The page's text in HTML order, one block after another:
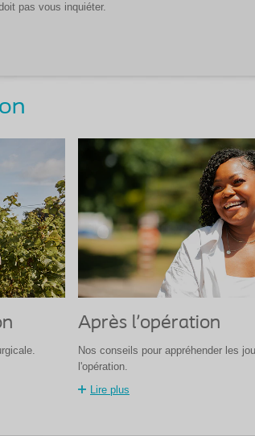
pas vous inquiéter.
Après l'opération
Nos conseils pour appréhender les
l'opération.
Lire plus